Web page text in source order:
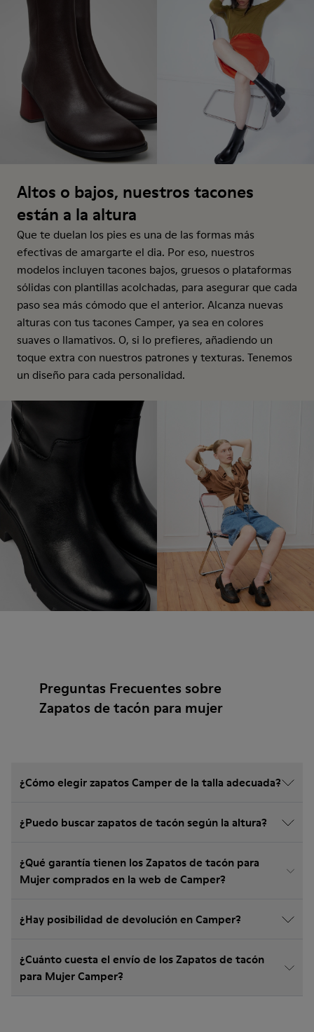
Altos o bajos, nuestros tacones
están a la altura
Que te duelan los pies es una de las formas más
efectivas de amargarte el dia. Por eso, nuestros
modelos incluyen tacones bajos, gruesos o plataformas
sólidas con plantillas acolchadas, para asegurar que cada
paso sea más cómodo que el anterior. Alcanza nuevas
alturas con tus tacones Camper, ya sea en colores
suaves o llamativos. O, si lo prefieres, añadiendo un
toque extra con nuestros patrones y texturas. Tenemos
un diseño para cada personalidad.
Preguntas Frecuentes sobre
Zapatos de tacón para mujer
¿Cómo elegir zapatos Camper de la talla adecuada?
¿Puedo buscar zapatos de tacón según la altura?
¿Qué garantía tienen los Zapatos de tacón para
Mujer comprados en la web de Camper?
¿Hay posibilidad de devolución en Camper?
¿Cuánto cuesta el envío de los Zapatos de tacón
para Mujer Camper?